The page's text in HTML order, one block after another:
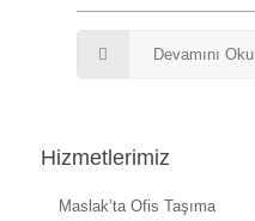
Devamını Oku
Hizmetlerimiz
Maslak’ta Ofis Taşıma